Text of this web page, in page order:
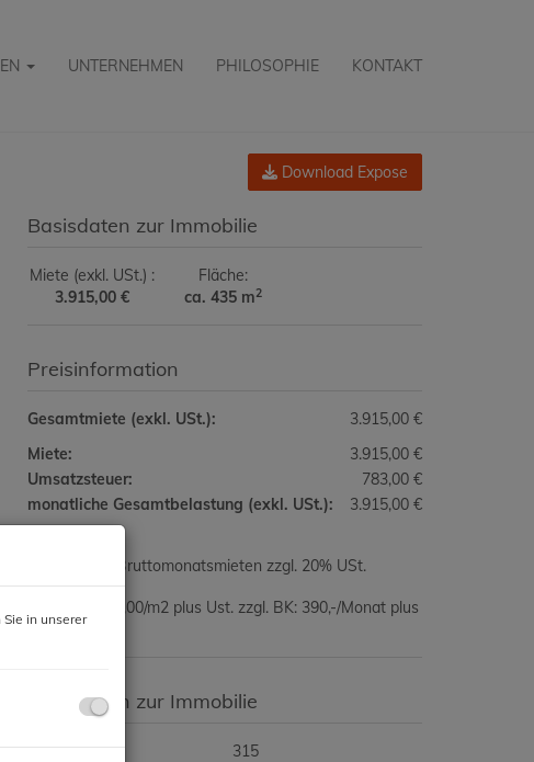
UNTERNEHMEN PHILOSOPHIE KONTAKT
Download Expose
Basisdaten zur Immobilie
Miete (exkl. USt.)
3.915,00 €
Fläche
ca. 435 m2
Preisinformation
Gesamtmiete (exkl. USt.):
3.915,00 €
Miete:
3.915,00 €
Umsatzsteuer:
783,00 €
monatliche Gesamtbelastung (exkl. USt.):
3.915,00 €
3 Bruttomonatsmieten zzgl. 20% USt.
Nettomiete: 9,00/m2 plus Ust. zzgl. BK: 390,-/Monat plus
Ust.
Basisdaten zur Immobilie
Objektnr.
315
in unserer